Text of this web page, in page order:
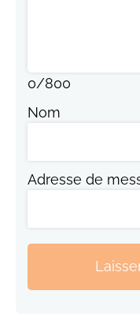
0/800
Nom
Adresse de